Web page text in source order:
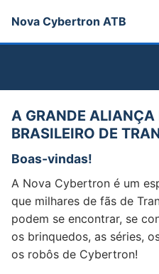
Nova Cybertron ATB
A GRANDE ALIANÇA
BRASILEIRO DE
Boas-vindas!
A Nova Cybertron é um
que milhares de fãs de
podem se encontrar, se
os brinquedos, as séries,
os robôs de Cybertron!